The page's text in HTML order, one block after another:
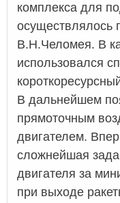
комплекса для
осуществлялось
В.Н.Челомея. В
использовался
В дальнейшем
прямоточным
двигателем.
сложнейшая
двигателя за
при выходе